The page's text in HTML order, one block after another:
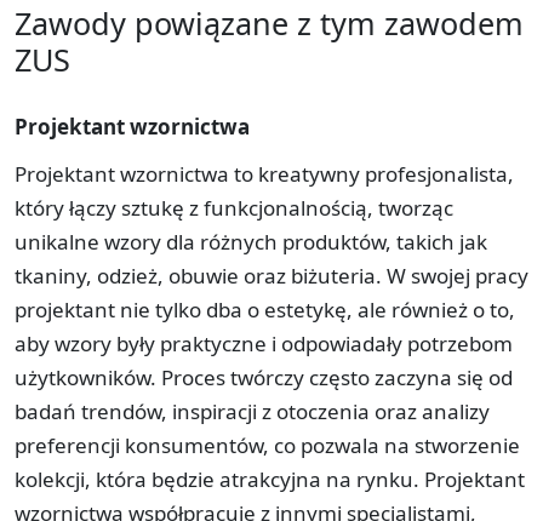
Zawody powiązane z tym zawodem
ZUS
Projektant wzornictwa
Projektant wzornictwa to kreatywny profesjonalista,
który łączy sztukę z funkcjonalnością, tworząc
unikalne wzory dla różnych produktów, takich jak
tkaniny, odzież, obuwie oraz biżuteria. W swojej pracy
projektant nie tylko dba o estetykę, ale również o to,
aby wzory były praktyczne i odpowiadały potrzebom
użytkowników. Proces twórczy często zaczyna się od
badań trendów, inspiracji z otoczenia oraz analizy
preferencji konsumentów, co pozwala na stworzenie
kolekcji, która będzie atrakcyjna na rynku. Projektant
wzornictwa współpracuje z innymi specjalistami,